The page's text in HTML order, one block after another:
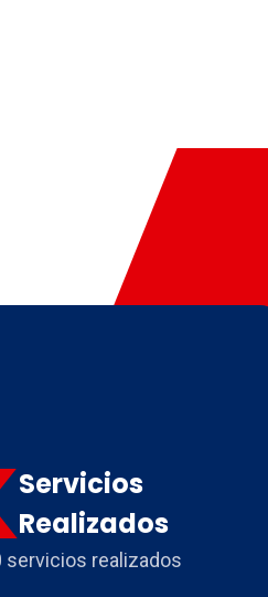
Servicios
Realizados
servicios realizados